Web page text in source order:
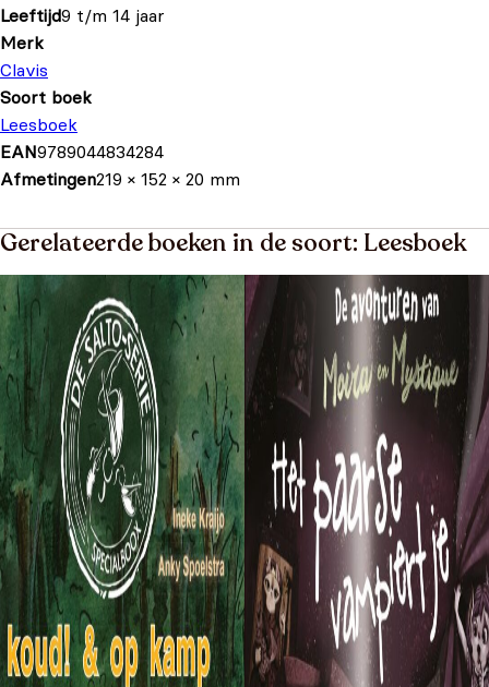
Leeftijd9 t/m 14 jaar
Merk
Clavis
Soort boek
Leesboek
EAN9789044834284
Afmetingen219 × 152 × 20 mm
Gerelateerde boeken in de soort: Leesboek